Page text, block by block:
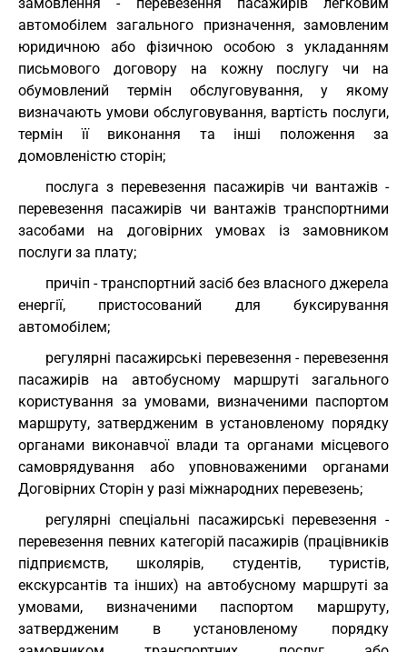
автомобілем загального призначення, замовленим
юридичною або фізичною особою з укладанням
письмового договору на кожну послугу чи на
обумовлений термін обслуговування, у якому
визначають умови обслуговування, вартість послуги,
термін її виконання та інші положення за
домовленістю сторін;
послуга з перевезення пасажирів чи вантажів -
перевезення пасажирів чи вантажів транспортними
засобами на договірних умовах із замовником
послуги за плату;
причіп - транспортний засіб без власного джерела
енергії, пристосований для буксирування
автомобілем;
регулярні пасажирські перевезення - перевезення
пасажирів на автобусному маршруті загального
користування за умовами, визначеними паспортом
маршруту, затвердженим в установленому порядку
органами виконавчої влади та органами місцевого
самоврядування або уповноваженими органами
Договірних Сторін у разі міжнародних перевезень;
регулярні спеціальні пасажирські перевезення -
перевезення певних категорій пасажирів (працівників
підприємств, школярів, студентів, туристів,
екскурсантів та інших) на автобусному маршруті за
умовами, визначеними паспортом маршруту,
затвердженим в установленому порядку